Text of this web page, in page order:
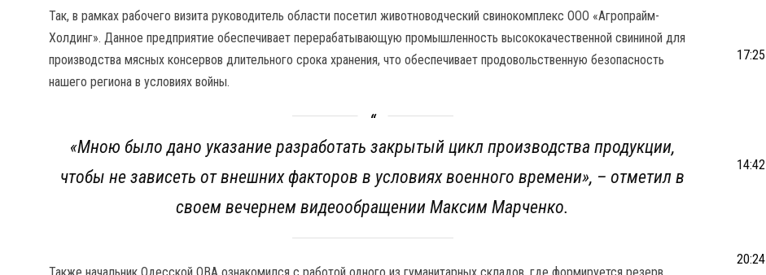
Так, в рамках рабочего визита руководитель области посетил животноводческий свинокомплекс ООО «Агропрайм-
Холдинг». Данное предприятие обеспечивает перерабатывающую промышленность высококачественной свининой для
производства мясных консервов длительного срока хранения, что обеспечивает продовольственную безопасность
нашего региона в условиях войны.
«Мною было дано указание разработать закрытый цикл производства продукции,
чтобы не зависеть от внешних факторов в условиях военного времени», – отметил в
своем вечернем видеообращении Максим Марченко.
17:25
14:42
20:24